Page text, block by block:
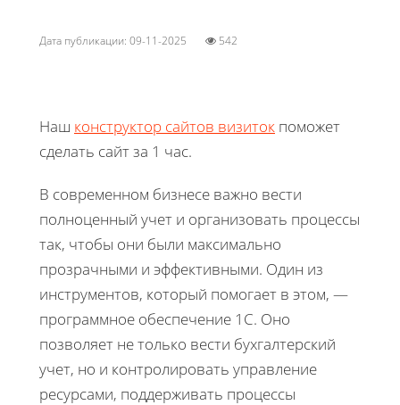
Дата публикации: 09-11-2025 542
Наш конструктор сайтов визиток поможет
сделать сайт за 1 час.
В современном бизнесе важно вести
полноценный учет и организовать процессы
так, чтобы они были максимально
прозрачными и эффективными. Один из
инструментов, который помогает в этом, —
программное обеспечение 1С. Оно
позволяет не только вести бухгалтерский
учет, но и контролировать управление
ресурсами, поддерживать процессы